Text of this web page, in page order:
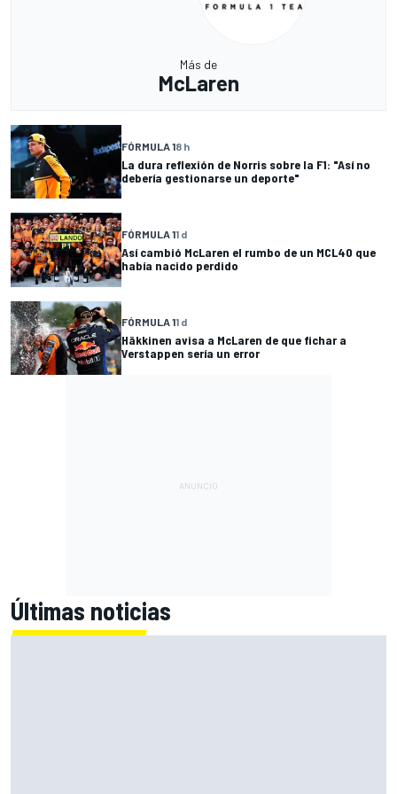
Más de
McLaren
FÓRMULA 18 h
La dura reflexión de Norris sobre la F1: "Así no
debería gestionarse un deporte"
FÓRMULA 11 d
Así cambió McLaren el rumbo de un MCL40 que
había nacido perdido
FÓRMULA 11 d
Häkkinen avisa a McLaren de que fichar a
Verstappen sería un error
Últimas noticias